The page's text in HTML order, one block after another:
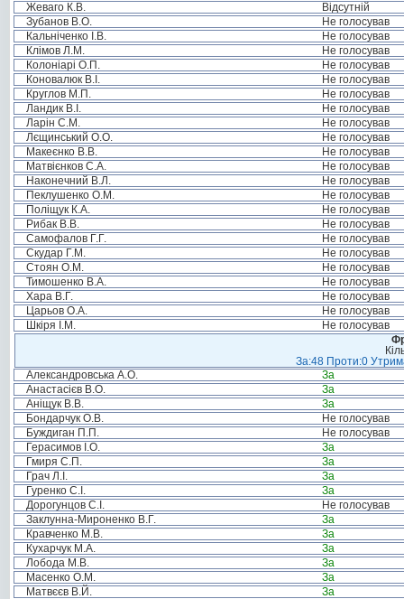
Жеваго К.В.
Відсутній
Зубанов В.О.
Не голосував
Кальніченко І.В.
Не голосував
Клімов Л.М.
Не голосував
Колоніарі О.П.
Не голосував
Коновалюк В.І.
Не голосував
Круглов М.П.
Не голосував
Ландик В.І.
Не голосував
Ларін С.М.
Не голосував
Лєщинський О.О.
Не голосував
Макеєнко В.В.
Не голосував
Матвієнков С.А.
Не голосував
Наконечний В.Л.
Не голосував
Пеклушенко О.М.
Не голосував
Поліщук К.А.
Не голосував
Рибак В.В.
Не голосував
Самофалов Г.Г.
Не голосував
Скудар Г.М.
Не голосував
Стоян О.М.
Не голосував
Тимошенко В.А.
Не голосував
Хара В.Г.
Не голосував
Царьов О.А.
Не голосував
Шкіря І.М.
Не голосував
За:48 Проти:0
Александровська А.О.
За
Анастасієв В.О.
За
Аніщук В.В.
За
Бондарчук О.В.
Не голосував
Буждиган П.П.
Не голосував
Герасимов І.О.
За
Гмиря С.П.
За
Грач Л.І.
За
Гуренко С.І.
За
Дорогунцов С.І.
Не голосував
Заклунна-Мироненко В.Г.
За
Кравченко М.В.
За
Кухарчук М.А.
За
Лобода М.В.
За
Масенко О.М.
За
Матвєєв В.Й.
За